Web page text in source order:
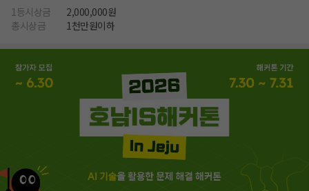
1등시상금
2,000,000원
총시상금
1천만원이하